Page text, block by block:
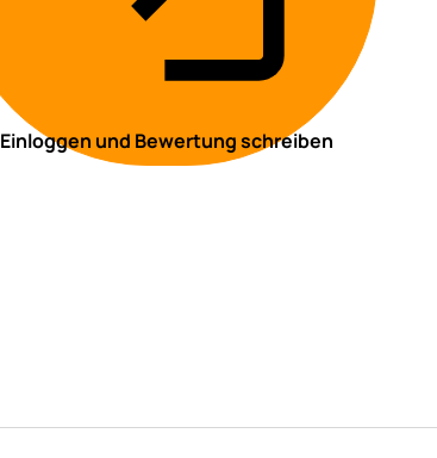
Einloggen und Bewertung schreiben